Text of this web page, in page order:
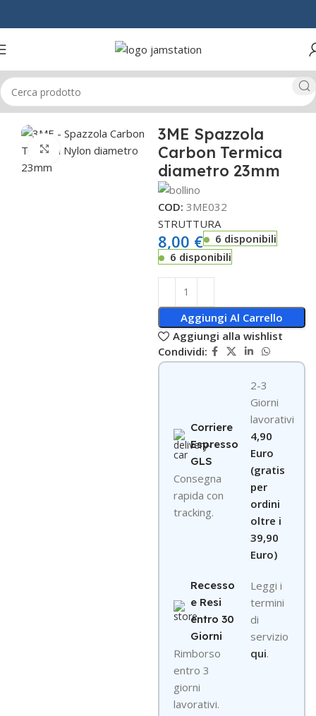
Home CAPELLI SPAZZOLE & PETTINI
Click to enlarge
3ME Spazzola
Carbon Termica
diametro 23mm
COD: 3ME032
STRUTTURA
8,00 €
6 disponibili
6 disponibili
Aggiungi Al Carrello
Aggiungi alla wishlist
Condividi:
Corriere
Espresso
GLS
Consegna
rapida con
tracking.
2-3
Giorni
lavorativi
4,90
Euro
(gratis
per
ordini
oltre i
39,90
Euro)
Recesso
e Resi
entro 30
Giorni
Rimborso
entro 3
giorni
lavorativi.
Leggi i
termini
di
servizio
qui.